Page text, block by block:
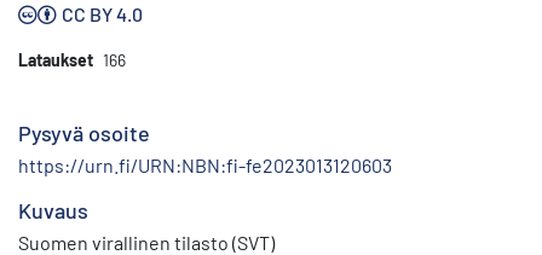
CC BY 4.0
Lataukset 166
Pysyvä osoite
https://urn.fi/URN:NBN:fi-fe2023013120603
Kuvaus
Suomen virallinen tilasto (SVT)